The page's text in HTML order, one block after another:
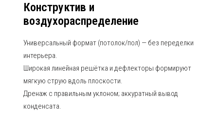
Конструктив и
воздухораспределение
Универсальный формат (потолок/пол) — без переделки
интерьера.
Широкая линейная решётка и дефлекторы формируют
мягкую струю вдоль плоскости.
Дренаж с правильным уклоном; аккуратный вывод
конденсата.